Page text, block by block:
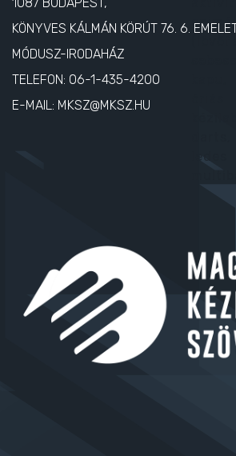
1087 BUDAPEST,
KÖNYVES KÁLMÁN KÖRÚT 76. 6. EMELET
MÓDUSZ-IRODAHÁZ
TELEFON: 06-1-435-4200
E-MAIL: MKSZ@MKSZ.HU